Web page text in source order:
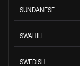
SUNDANESE
SWAHILI
SWEDISH